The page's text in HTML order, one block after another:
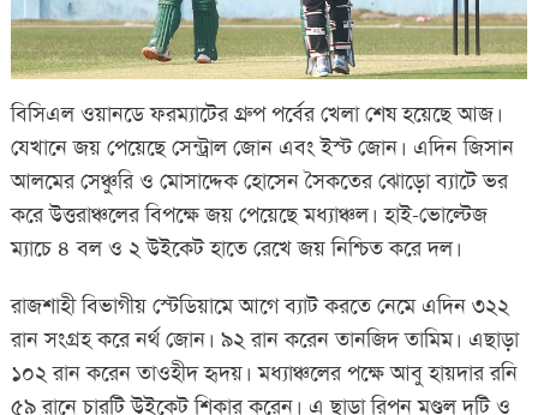
বিসিএল ওয়ানডে ফরম্যাটের গ্রুপ পর্বের খেলা শেষ হয়েছে আজ।
যেখানে জয় পেয়েছে সেন্ট্রাল জোন এবং ইস্ট জোন। এদিন জিসান
আলমের সেঞ্চুরি ও মোসাদ্দেক হোসেন সৈকতের ঝোড়ো ব্যাটে ভর
করে উত্তরাঞ্চলের বিপক্ষে জয় পেয়েছে মধ্যাঞ্চল। হাই-ভোল্টেজ
ম্যাচে ৪ বল ও ২ উইকেট হাতে রেখে জয় নিশ্চিত করে দল।
রাজশাহী বিভাগীয় স্টেডিয়ামে আগে ব্যাট করতে নেমে এদিন ৩২২
রান সংগ্রহ করে নর্থ জোন। ৯২ রান করেন তানজিদ তামিম। এছাড়া
১০২ রান করেন তাওহীদ হৃদয়। মধ্যাঞ্চলের পক্ষে আবু হায়দার রনি
৫৯ রানে চারটি উইকেট শিকার করেন। এ ছাড়া রিপন মণ্ডল দুটি ও